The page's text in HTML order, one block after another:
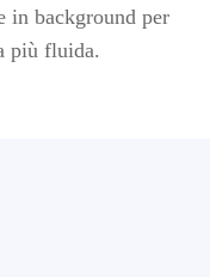
in background per
più fluida.